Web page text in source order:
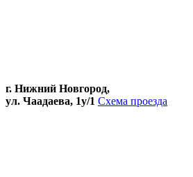
г. Нижний Новгород,
ул. Чаадаева, 1у/1 Схема проезда